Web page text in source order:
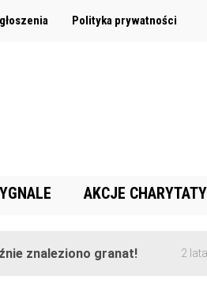
Polityka prywatności
AKCJE
granat! 2 lata temu